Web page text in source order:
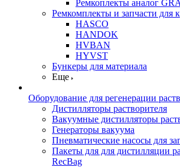
Ремкоплекты аналог
Ремкомплекты и запчасти для
HASCO
HANDOK
HVBAN
HYVST
Бункеры для материала
Еще
Оборудование для регенерации
Дистилляторы растворителя
Вакуумные дистилляторы
Генераторы вакуума
Пневматические насосы для
Пакеты для для дистилляции
RecBag